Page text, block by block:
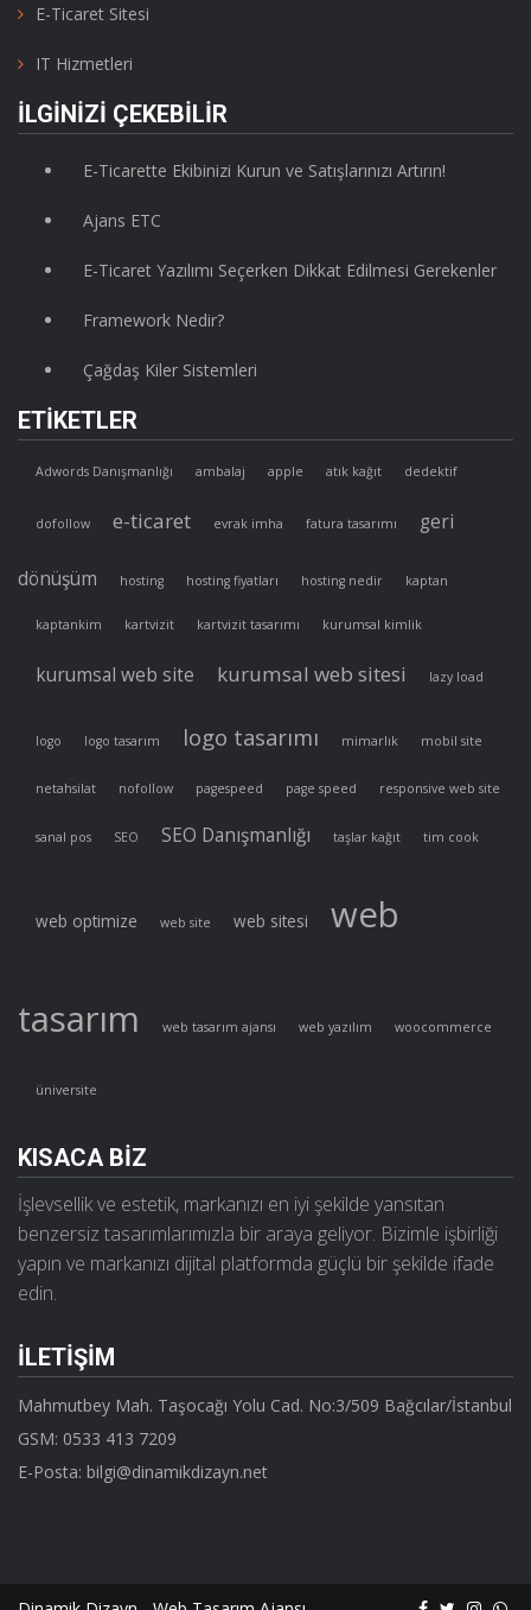
E-Ticaret Sitesi
IT Hizmetleri
İLGINIZI ÇEKEBILIR
E-Ticarette Ekibinizi Kurun ve Satışlarınızı Artırın!
Ajans ETC
E-Ticaret Yazılımı Seçerken Dikkat Edilmesi Gerekenler
Framework Nedir?
Çağdaş Kiler Sistemleri
ETIKETLER
Adwords Danışmanlığı ambalaj apple atık kağıt dedektif
dofollow e-ticaret evrak imha fatura tasarımı geri
dönüşüm hosting hosting fiyatları hosting nedir kaptan
kaptankim kartvizit kartvizit tasarımı kurumsal kimlik
kurumsal web site kurumsal web sitesi lazy load
logo logo tasarım logo tasarımı mimarlık mobil site
netahsilat nofollow pagespeed page speed responsive web site
sanal pos SEO SEO Danışmanlığı taşlar kağıt tim cook
web optimize web site web sitesi web
tasarım web tasarım ajansı web yazılım woocommerce
üniversite
KISACA BİZ
İşlevsellik ve estetik, markanızı en iyi şekilde yansıtan
benzersiz tasarımlarımızla bir araya geliyor. Bizimle işbirliği
yapın ve markanızı dijital platformda güçlü bir şekilde ifade
edin.
İLETİŞİM
Mahmutbey Mah. Taşocağı Yolu Cad. No:3/509 Bağcılar/İstanbul
GSM: 0533 413 7209
E-Posta: bilgi@dinamikdizayn.net